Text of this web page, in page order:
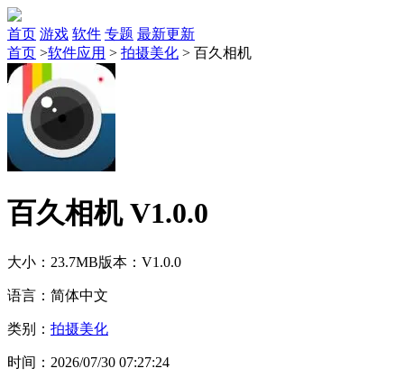
首页 游戏 软件 专题 最新更新
首页 >软件应用 > 拍摄美化 > 百久相机
百久相机 V1.0.0
大小：23.7MB版本：V1.0.0
语言：简体中文
类别： 拍摄美化
时间：2026/07/30 07:27:24